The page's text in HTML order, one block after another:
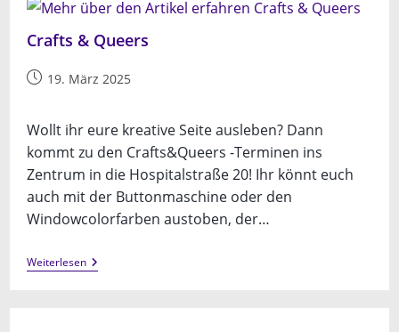
Crafts & Queers
Beitrag19. März 2025
Wollt ihr eure kreative Seite ausleben? Dann
kommt zu den Crafts&Queers -Terminen ins
Zentrum in die Hospitalstraße 20! Ihr könnt euch
auch mit der Buttonmaschine oder den
Windowcolorfarben austoben, der…
WeiterlesenCrafts
&